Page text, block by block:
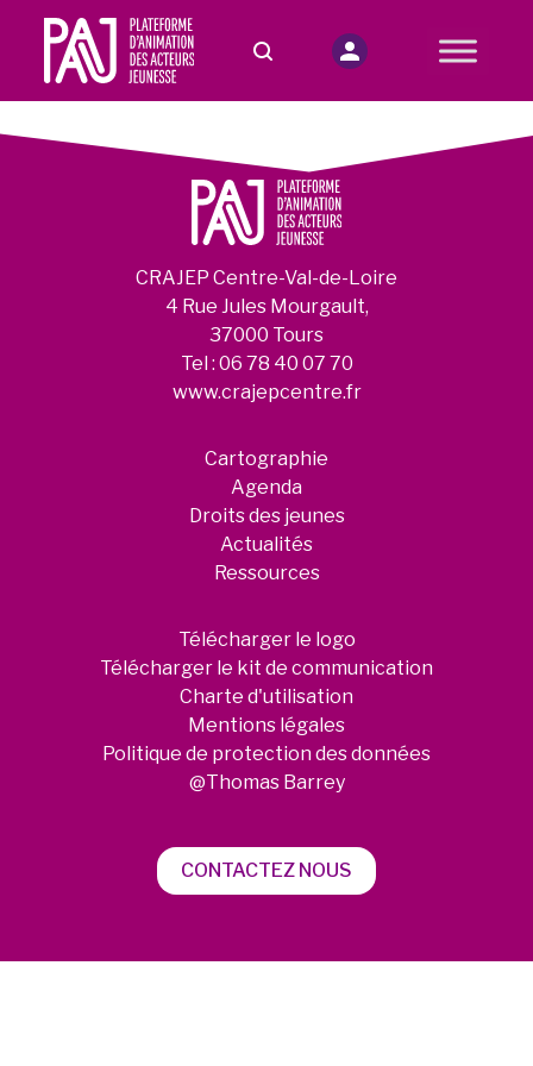
CRAJEP Centre-Val-de-Loire
4 Rue Jules Mourgault,
37000 Tours
Tel : 06 78 40 07 70
www.crajepcentre.fr
Cartographie
Agenda
Droits des jeunes
Actualités
Ressources
Télécharger le logo
Télécharger le kit de communication
Charte d'utilisation
Mentions légales
Politique de protection des données
@Thomas Barrey
CONTACTEZ NOUS